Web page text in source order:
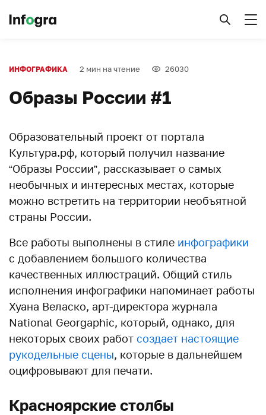
ИНФОГРАФИКА 2 мин на чтение 26030
Образы России #1
Образовательный проект от портала
Культура.рф, который получил название
“Образы России”, рассказывает о самых
необычных и интересных местах, которые
можно встретить на территории необъятной
страны России.
Все работы выполнены в стиле инфографики
с добавлением большого количества
качественных иллюстраций. Общий стиль
исполнения инфографики напоминает работы
Хуана Веласко, арт-директора журнала
National Georgaphic, который, однако, для
некоторых своих работ создает настоящие
рукодельные сцены, которые в дальнейшем
оцифровывают для печати.
Красноярские столбы